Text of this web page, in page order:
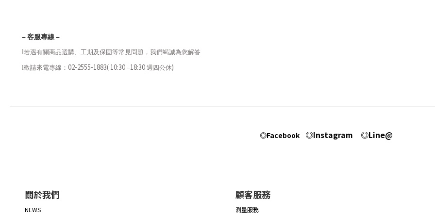
–客服專線–
l若遇有關商品選購、工期及保固等常見問題，我們竭誠為您解答
l敬請來電專線： 02-2555-1883( 10:30 –18:30 週四公休)
◎Facebook ◎Instagram ◎Line@
關於我們
NEWS
顧客服務
測量服務